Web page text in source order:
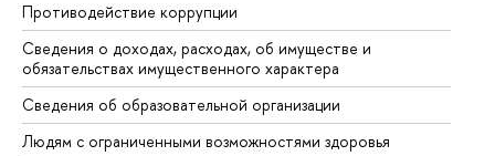
Противодействие коррупции
Сведения о доходах, расходах, об имуществе и
обязательствах имущественного характера
Сведения об образовательной организации
Людям с ограниченными возможностями здоровья